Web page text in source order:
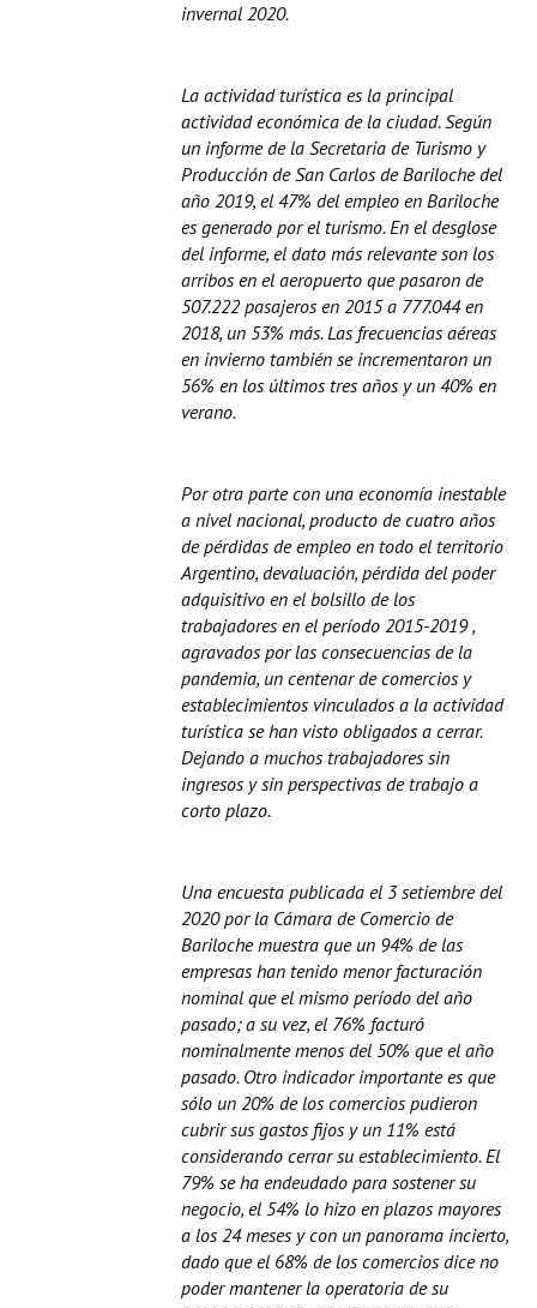
invernal 2020.
La actividad turística es la principal
actividad económica de la ciudad. Según
un informe de la Secretaria de Turismo y
Producción de San Carlos de Bariloche del
año 2019, el 47% del empleo en Bariloche
es generado por el turismo. En el desglose
del informe, el dato más relevante son los
arribos en el aeropuerto que pasaron de
507.222 pasajeros en 2015 a 777.044 en
2018, un 53% más. Las frecuencias aéreas
en invierno también se incrementaron un
56% en los últimos tres años y un 40% en
verano.
Por otra parte con una economía inestable
a nivel nacional, producto de cuatro años
de pérdidas de empleo en todo el territorio
Argentino, devaluación, pérdida del poder
adquisitivo en el bolsillo de los
trabajadores en el período 2015-2019 ,
agravados por las consecuencias de la
pandemia, un centenar de comercios y
establecimientos vinculados a la actividad
turística se han visto obligados a cerrar.
Dejando a muchos trabajadores sin
ingresos y sin perspectivas de trabajo a
corto plazo.
Una encuesta publicada el 3 setiembre del
2020 por la Cámara de Comercio de
Bariloche muestra que un 94% de las
empresas han tenido menor facturación
nominal que el mismo período del año
pasado; a su vez, el 76% facturó
nominalmente menos del 50% que el año
pasado. Otro indicador importante es que
sólo un 20% de los comercios pudieron
cubrir sus gastos fijos y un 11% está
considerando cerrar su establecimiento. El
79% se ha endeudado para sostener su
negocio, el 54% lo hizo en plazos mayores
a los 24 meses y con un panorama incierto,
dado que el 68% de los comercios dice no
poder mantener la operatoria de su